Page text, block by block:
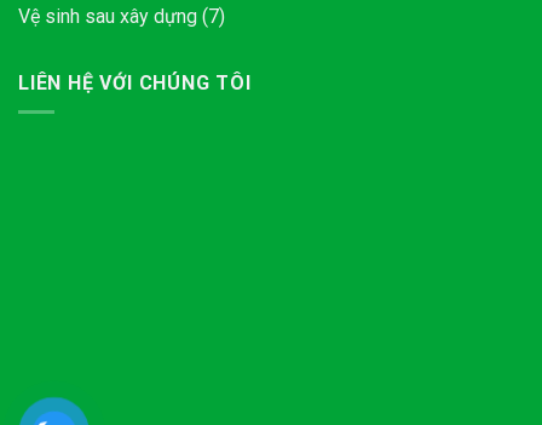
Vệ sinh sau xây dựng (7)
LIÊN HỆ VỚI CHÚNG TÔI